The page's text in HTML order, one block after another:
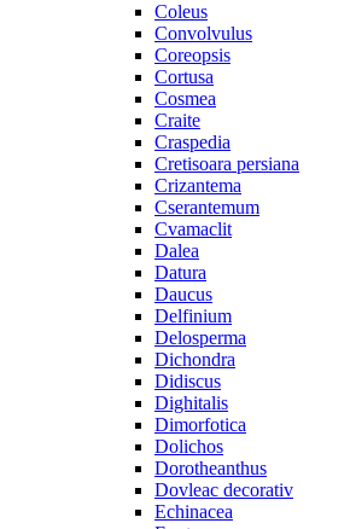
Coleus
Convolvulus
Coreopsis
Cortusa
Cosmea
Craite
Craspedia
Cretisoara persiana
Crizantema
Cserantemum
Cvamaclit
Dalea
Datura
Daucus
Delfinium
Delosperma
Dichondra
Didiscus
Dighitalis
Dimorfotica
Dolichos
Dorotheanthus
Dovleac decorativ
Echinacea